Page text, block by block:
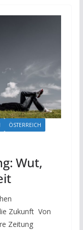
ÖSTERREICH
Wut,
Zukunft Von
Zeitung